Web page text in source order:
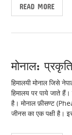
READ MORE
मोनाल:
हिमालयी मोनाल जिसे
हिमालय पर पाये जाते हैं।
है। मोनाल फ़ीसण्ट
जीनस का एक पक्षी है।